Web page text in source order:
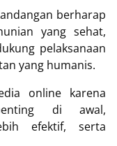
berharap
yang sehat,
pelaksanaan
yang humanis.
online karena
di awal,
efektif, serta